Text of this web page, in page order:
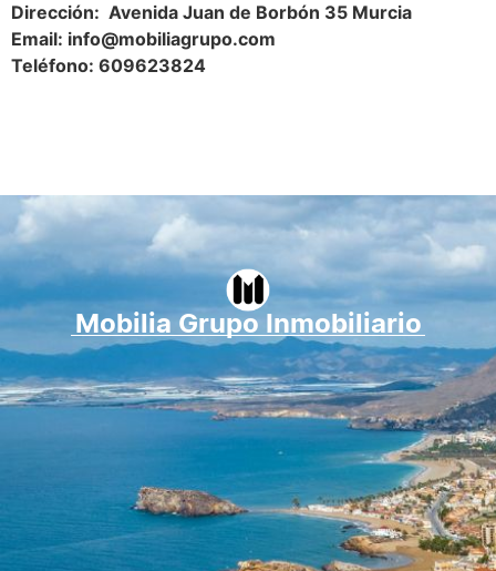
Dirección: Avenida Juan de Borbón 35 Murcia
Email: info@mobiliagrupo.com
Teléfono: 609623824
Mobilia Grupo Inmobiliario